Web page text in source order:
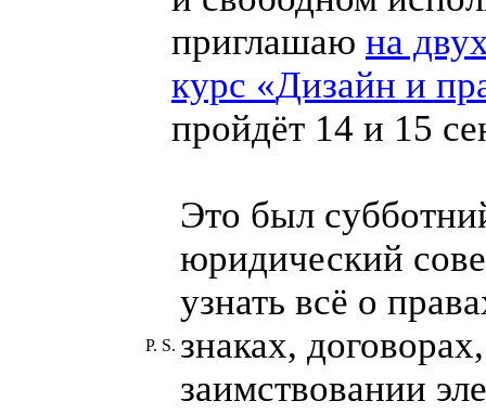
приглашаю на
курс «Дизайн и
пройдёт 14 и 15
P. S.
Это был
юридический
узнать всё о
знаках,
заимствовании